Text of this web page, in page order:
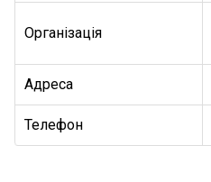
Організація
Адреса
Телефон